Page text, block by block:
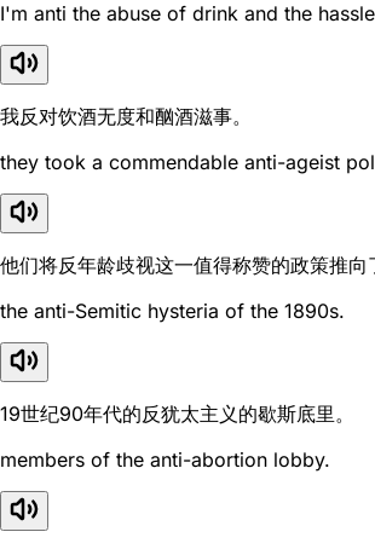
I'm anti the abuse of drink and the
我反对饮酒无度和酗酒滋事。
they took a commendable anti-ageist
他们将反年龄歧视这一值得称赞的政策推向
the anti-Semitic hysteria of the 1890s.
19世纪90年代的反犹太主义的歇斯底里。
members of the anti-abortion lobby.